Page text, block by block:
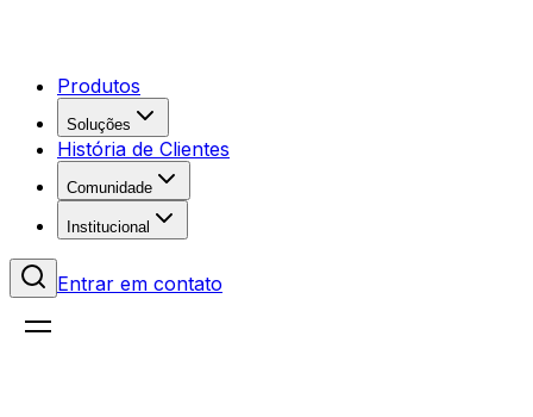
Produtos
Soluções
História de Clientes
Comunidade
Institucional
Entrar em contato